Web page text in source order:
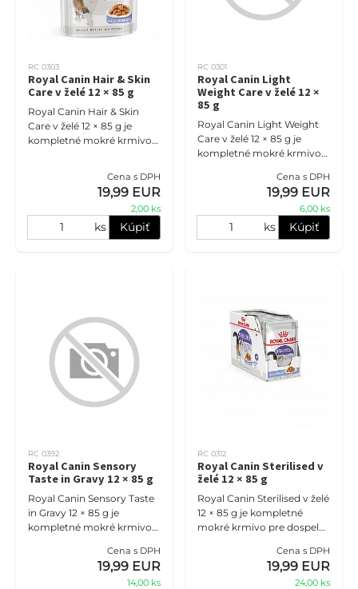
RC 0303
Royal Canin Hair & Skin
Care v želé 12 × 85 g
Royal Canin Hair & Skin
Care v želé 12 × 85 g je
kompletné mokré krmivo
omega-6 mastnými kyselin
Cena s DPH
19,99 EUR
2,00 ks
ks Kúpiť
RC 0301
Royal Canin Light
Weight Care v želé 12 ×
85 g
Royal Canin Light Weight
Care v želé 12 × 85 g je
kompletné mokré krmivo
sklonom k nadváhe.
Receptúra s nízkym
Cena s DPH
19,99 EUR
6,00 ks
ks Kúpiť
RC 0392
Royal Canin Sensory
Taste in Gravy 12 × 85 g
Royal Canin Sensory Taste
in Gravy 12 × 85 g je
kompletné mokré krmivo
stimuluje ich jedinečný
zmysel chuti. Receptúra s
Cena s DPH
19,99 EUR
14,00 ks
RC 0312
Royal Canin Sterilised v
želé 12 × 85 g
Royal Canin Sterilised v želé
12 × 85 g je kompletné
mokré krmivo pre dospelé
kontrolovaným obsahom
Cena s DPH
19,99 EUR
24,00 ks